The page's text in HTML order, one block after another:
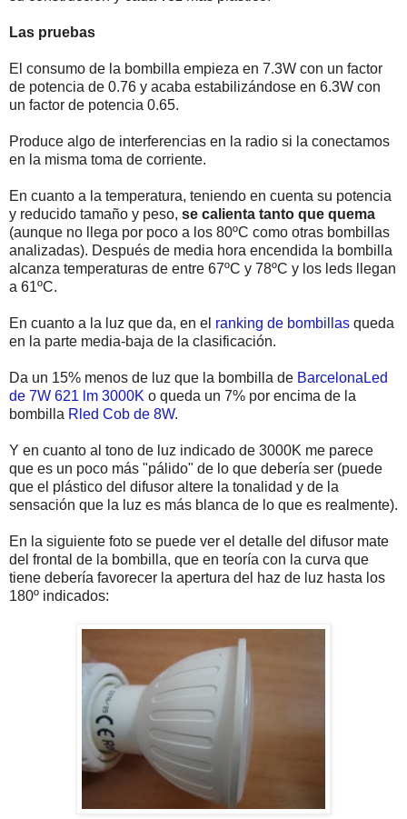
Las pruebas
El consumo de la bombilla empieza en 7.3W con un factor
de potencia de 0.76 y acaba estabilizándose en 6.3W con
un factor de potencia 0.65.
Produce algo de interferencias en la radio si la conectamos
en la misma toma de corriente.
En cuanto a la temperatura, teniendo en cuenta su potencia
y reducido tamaño y peso, se calienta tanto que quema
(aunque no llega por poco a los 80ºC como otras bombillas
analizadas). Después de media hora encendida la bombilla
alcanza temperaturas de entre 67ºC y 78ºC y los leds llegan
a 61ºC.
En cuanto a la luz que da, en el ranking de bombillas queda
en la parte media-baja de la clasificación.
Da un 15% menos de luz que la bombilla de BarcelonaLed
de 7W 621 lm 3000K o queda un 7% por encima de la
bombilla Rled Cob de 8W.
Y en cuanto al tono de luz indicado de 3000K me parece
que es un poco más "pálido" de lo que debería ser (puede
que el plástico del difusor altere la tonalidad y de la
sensación que la luz es más blanca de lo que es realmente).
En la siguiente foto se puede ver el detalle del difusor mate
del frontal de la bombilla, que en teoría con la curva que
tiene debería favorecer la apertura del haz de luz hasta los
180º indicados: